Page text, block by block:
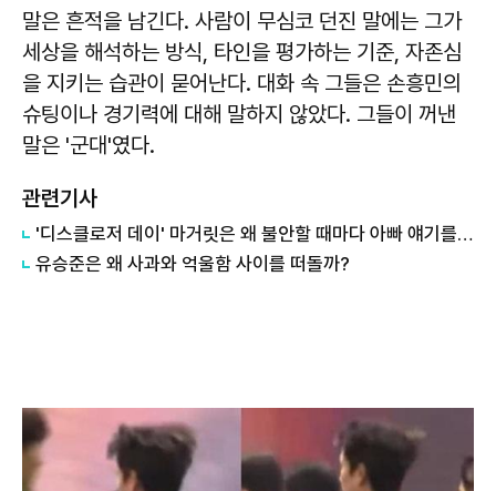
말은 흔적을 남긴다. 사람이 무심코 던진 말에는 그가
세상을 해석하는 방식, 타인을 평가하는 기준, 자존심
을 지키는 습관이 묻어난다. 대화 속 그들은 손흥민의
슈팅이나 경기력에 대해 말하지 않았다. 그들이 꺼낸
말은 '군대'였다.
관련기사
'디스클로저 데이' 마거릿은 왜 불안할 때마다 아빠 얘기를 할까?
유승준은 왜 사과와 억울함 사이를 떠돌까?